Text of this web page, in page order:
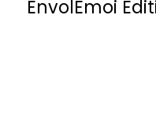
EnvolÉmoi